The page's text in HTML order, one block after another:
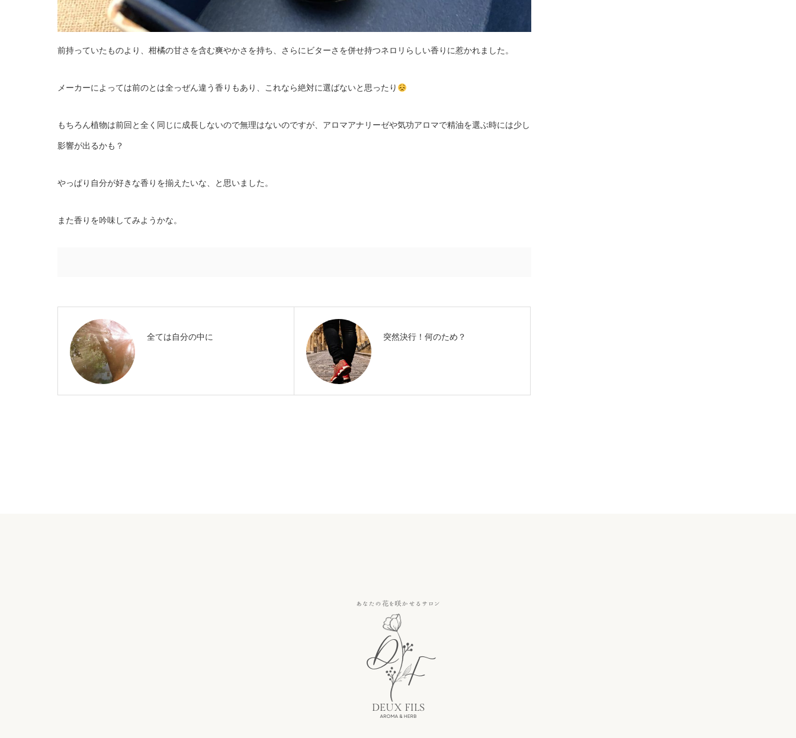
前持っていたものより、柑橘の甘さを含む爽やかさを持ち、さらにビターさを併せ持つネロリらしい香りに惹かれました。
メーカーによっては前のとは全っぜん違う香りもあり、これなら絶対に選ばないと思ったり
もちろん植物は前回と全く同じに成長しないので無理はないのですが、アロマアナリーゼや気功アロマで精油を選ぶ時には少し
影響が出るかも？
やっぱり自分が好きな香りを揃えたいな、と思いました。
また香りを吟味してみようかな。
全ては自分の中に 突然決行！何のため？